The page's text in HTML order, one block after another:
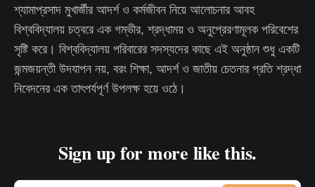
শ্যামাপ্রসাদ মুখার্জীর আদর্শ ও কর্মজীবন নিয়ে আলোচনার আবহ
বিশ্ববিদ্যালয় চত্বরে এক গম্ভীর, শ্রদ্ধাময় ও অনুপ্রেরণামূলক পরিবেশের
সৃষ্টি করে। বিশ্ববিদ্যালয় পরিবারের সদস্যদের কাছে এই অনুষ্ঠান শুধু একটি
জন্মজয়ন্তী উদযাপন নয়, বরং শিক্ষা, আদর্শ ও জাতীয় চেতনার প্রতি শ্রদ্ধা
নিবেদনের এক তাৎপর্যপূর্ণ উপলক্ষ হয়ে ওঠে।
Sign up for more like this.